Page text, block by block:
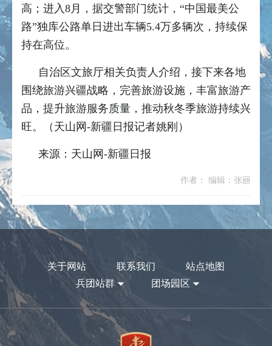
高；进入8月，据交警部门统计，“中国最美公
路”独库公路单日进出车辆5.4万多辆次，持续保
持在高位。
自治区文旅厅相关负责人介绍，接下来各地
围绕旅游兴疆战略，完善旅游设施，丰富旅游产
品，提升旅游服务质量，推动秋冬季旅游持续兴
旺。（天山网-新疆日报记者姚刚）
来源：天山网-新疆日报
作者： 编辑：张丽
关于网站 联系我们
站点地图
兵团站群
团场园区